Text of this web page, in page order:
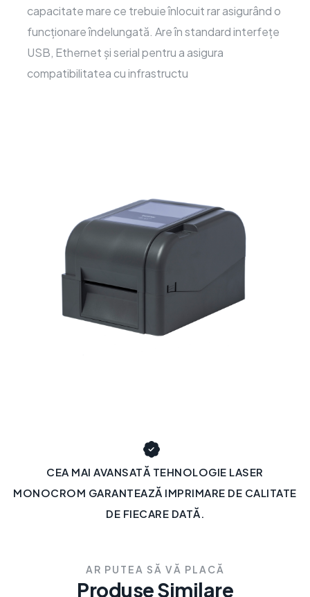
capacitate mare ce trebuie înlocuit rar asigurând o
funcționare îndelungată. Are în standard interfețe
USB, Ethernet și serial pentru a asigura
compatibilitatea cu infrastructu
CEA MAI AVANSATĂ TEHNOLOGIE LASER
MONOCROM GARANTEAZĂ IMPRIMARE DE CALITATE
DE FIECARE DATĂ.
AR PUTEA SĂ VĂ PLACĂ
Produse Similare